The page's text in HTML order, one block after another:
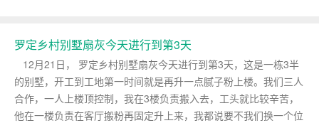
罗定乡村别墅扇灰今天进行到第3天
12月21日， 罗定乡村别墅扇灰今天进行到第3天，这是一栋3半
的别墅，开工到工地第一时间就是再升一点腻子粉上楼。我们三人
合作，一人上楼顶控制，我在3楼负责搬入去，工头就比较辛苦，
他在一楼负责在客厅搬粉再固定升上来，我都说要不我们换一个位